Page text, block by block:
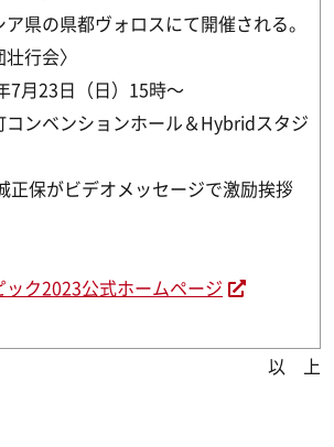
県の県都ヴォロスにて開催される。
行会〉
7月23日（日）15時～
ンベンションホール＆Hybridスタジ
保がビデオメッセージで激励挨拶
ク2023公式ホームページ
以 上